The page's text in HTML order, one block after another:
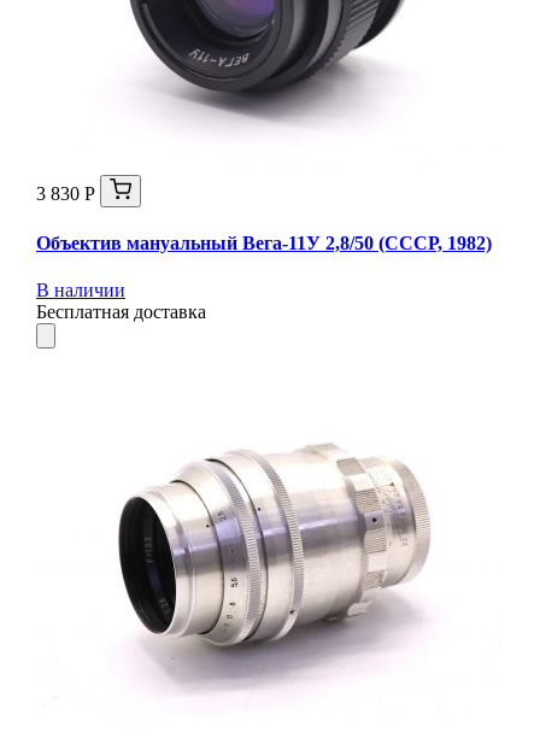
3 830 Р
Объектив мануальный Вега-11У 2,8/50 (СССР, 1982)
В наличии
Бесплатная доставка